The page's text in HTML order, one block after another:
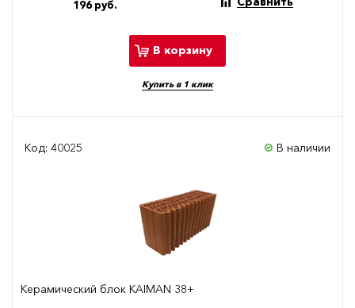
196 руб.
В корзину
Купить в 1 клик
Код: 40025 В наличии
Керамический блок KAIMAN 38+